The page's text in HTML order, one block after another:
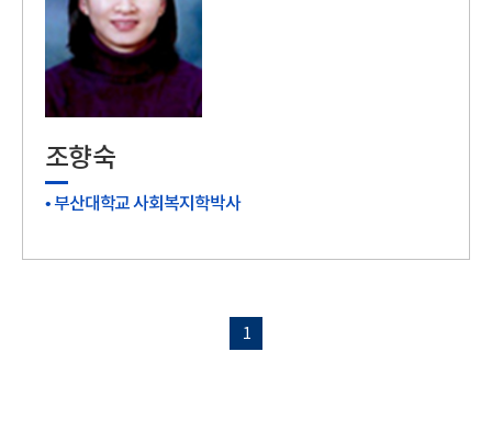
조향숙
• 부산대학교 사회복지학박사
1